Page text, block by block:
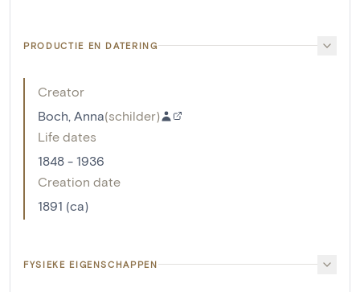
PRODUCTIE EN DATERING
Creator
Boch, Anna(schilder)
Life dates
1848 - 1936
Creation date
1891 (ca)
FYSIEKE EIGENSCHAPPEN